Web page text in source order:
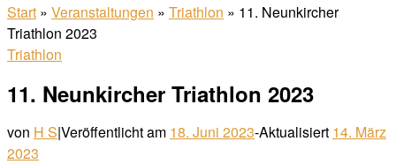
Start » Veranstaltungen » Triathlon » 11. Neunkircher
Triathlon 2023
Triathlon
11. Neunkircher Triathlon 2023
von H S|Veröffentlicht am 18. Juni 2023-Aktualisiert 14. März
2023